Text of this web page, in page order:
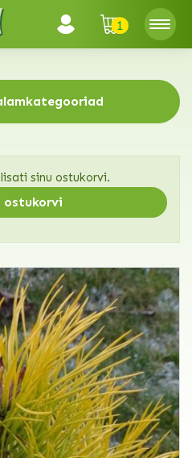
1
sinu ostukorvi.
ostukorvi